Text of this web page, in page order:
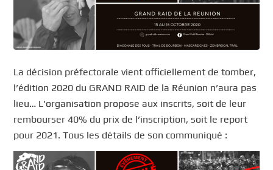
La décision préfectorale vient officiellement de tomber,
l’édition 2020 du GRAND RAID de la Réunion n’aura pas
lieu… L’organisation propose aux inscrits, soit de leur
rembourser 40% du prix de l’inscription, soit le report
pour 2021. Tous les détails de son communiqué :